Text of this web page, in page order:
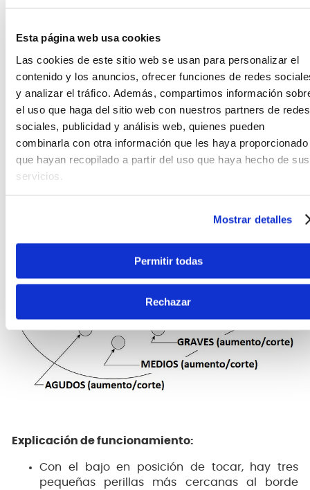
Esta página web usa cookies
Las cookies de este sitio web se usan para personalizar el
contenido y los anuncios, ofrecer funciones de redes
y analizar el tráfico. Además, compartimos información
el uso que haga del sitio web con nuestros partners de redes
sociales, publicidad y análisis web, quienes pueden
combinarla con otra información que les haya proporcionado
que hayan recopilado a partir del uso que haya hecho de sus
servicios.
Mostrar detalles
Permitir todas
Rechazar
bloqueado de forma independiente y segura al
cuerpo para una máxima transferencia de
vibración sin interferencias.
Interruptor de frecuencia media de 3 vías
El interruptor de frecuencia media de 3 vías permite
a los músicos cambiar el tono medio entre 250, 450
y 700 Hz.
Explicación de funcionamiento:
Con el bajo en posición de tocar, hay tres
pequeñas perillas más cercanas al borde